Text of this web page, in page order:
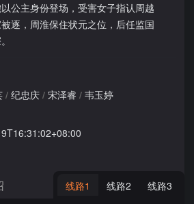
公主身份登场，受害女子指认周越
逐，周淮保住状元之位，后任监国
/ 纪忠庆 / 宋泽睿 / 韦玉婷
线路1 线路2 线路3